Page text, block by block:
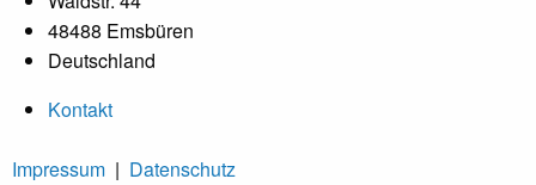
48488 Emsbüren
Deutschland
Kontakt
Impressum | Datenschutz